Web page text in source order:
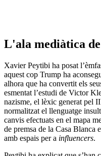
L'ala mediàtica
Xavier Peytibi ha posat
aquest cop Trump ha
alhora que ha convertit els
esmentat l’estudi de Victor
nazisme, el lèxic generat pel
normalitzat el llenguatge
canvis efectuats en el mapa
de premsa de la Casa Blanca
amb espais per a influencers.